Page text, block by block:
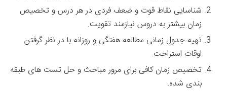
شناسایی نقاط قوت و ضعف فردی در هر درس و تخصیص
زمان بیشتر به دروس نیازمند تقویت.
تهیه جدول زمانی مطالعه هفتگی و روزانه با در نظر گرفتن
اوقات استراحت.
تخصیص زمان کافی برای مرور مباحث و حل تست های طبقه
بندی شده.